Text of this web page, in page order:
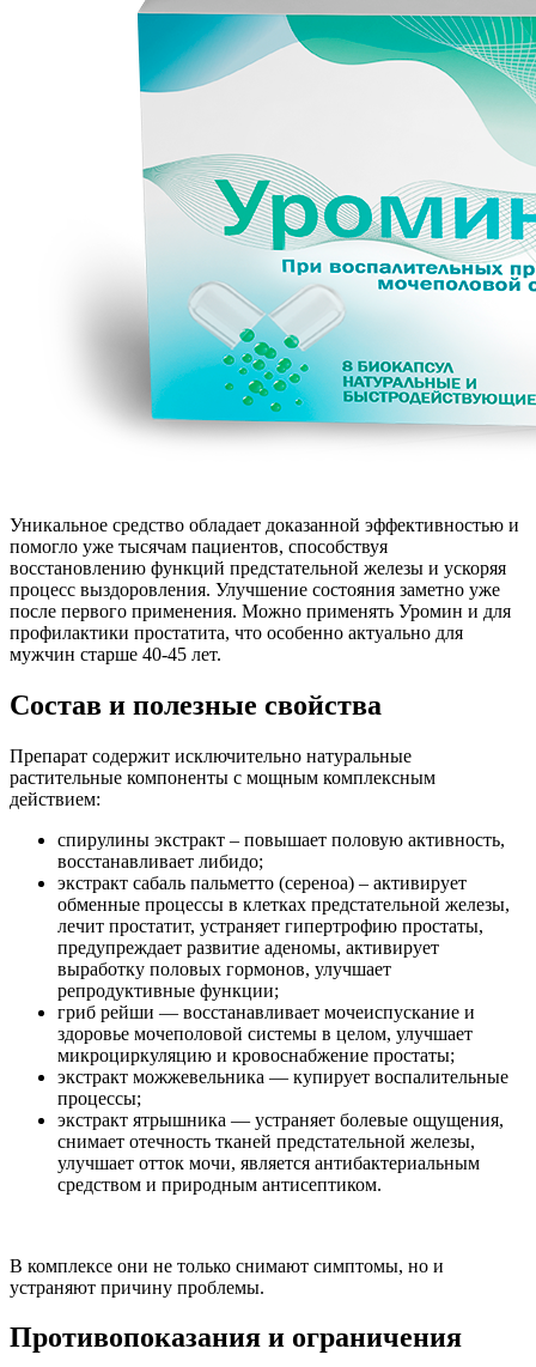
Уникальное средство обладает доказанной эффективностью и
помогло уже тысячам пациентов, способствуя
восстановлению функций предстательной железы и ускоряя
процесс выздоровления. Улучшение состояния заметно уже
после первого применения. Можно применять Уромин и для
профилактики простатита, что особенно актуально для
мужчин старше 40-45 лет.
Состав и полезные свойства
Препарат содержит исключительно натуральные
растительные компоненты с мощным комплексным
действием:
спирулины экстракт – повышает половую активность,
восстанавливает либидо;
экстракт сабаль пальметто (сереноа) – активирует
обменные процессы в клетках предстательной железы,
лечит простатит, устраняет гипертрофию простаты,
предупреждает развитие аденомы, активирует
выработку половых гормонов, улучшает
репродуктивные функции;
гриб рейши — восстанавливает мочеиспускание и
здоровье мочеполовой системы в целом, улучшает
микроциркуляцию и кровоснабжение простаты;
экстракт можжевельника — купирует воспалительные
процессы;
экстракт ятрышника — устраняет болевые ощущения,
снимает отечность тканей предстательной железы,
улучшает отток мочи, является антибактериальным
средством и природным антисептиком.
В комплексе они не только снимают симптомы, но и
устраняют причину проблемы.
Противопоказания и ограничения